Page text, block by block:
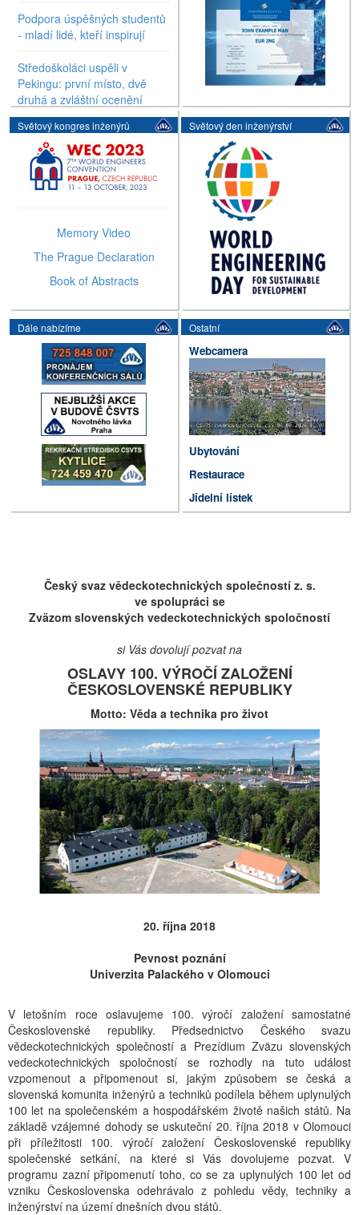
Podpora úspěšných studentů
- mladí lidé, kteří inspirují
Středoškoláci uspěli v
Pekingu: první místo, dvě
druhá a zvláštní ocenění
EXPO SCIENCE AMAVET
2026
Světový kongres inženýrů
Memory Video
The Prague Declaration
Book of Abstracts
Dále nabízíme
Světový den inženýrství
Ostatní
Webcamera
Ubytování
Restaurace
Jídelní lístek
Český svaz vědeckotechnických společností z. s.
ve spolupráci se
Zväzom slovenských vedeckotechnických spoločností
si Vás dovolují pozvat na
OSLAVY 100. VÝROČÍ ZALOŽENÍ
ČESKOSLOVENSKÉ REPUBLIKY
Motto: Věda a technika pro život
20. října 2018
Pevnost poznání
Univerzita Palackého v Olomouci
V letošním roce oslavujeme 100. výročí založení samostatné
Československé republiky. Předsednictvo Českého svazu
vědeckotechnických společností a Prezídium Zväzu slovenských
vedeckotechnických spoločností se rozhodly na tuto událost
vzpomenout a připomenout si, jakým způsobem se česká a
slovenská komunita inženýrů a techniků podílela během uplynulých
100 let na společenském a hospodářském životě našich států. Na
základě vzájemné dohody se uskuteční 20. října 2018 v Olomouci
při příležitosti 100. výročí založení Československé republiky
společenské setkání, na které si Vás dovolujeme pozvat. V
programu zazní připomenutí toho, co se za uplynulých 100 let od
vzniku Československa odehrávalo z pohledu vědy, techniky a
inženýrství na území dnešních dvou států.